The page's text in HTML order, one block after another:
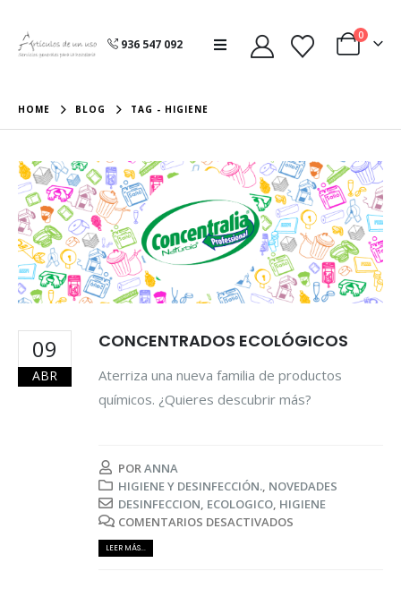
936 547 092
0
HOME BLOG TAG - HIGIENE
09
ABR
CONCENTRADOS ECOLÓGICOS
Aterriza una nueva familia de productos
químicos. ¿Quieres descubrir más?
PORANNA
HIGIENE Y DESINFECCIÓN., NOVEDADES
DESINFECCION, ECOLOGICO, HIGIENE
COMENTARIOS DESACTIVADOS
LEER MÁS...